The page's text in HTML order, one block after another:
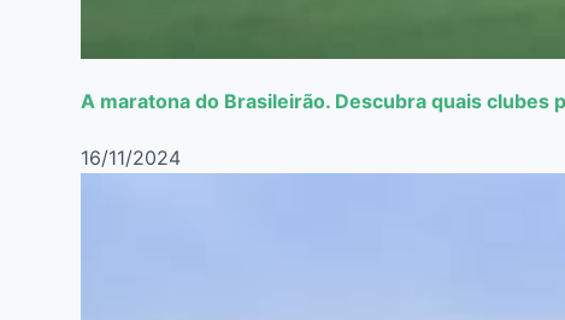
A maratona do Brasileirão. Descubra quais
16/11/2024